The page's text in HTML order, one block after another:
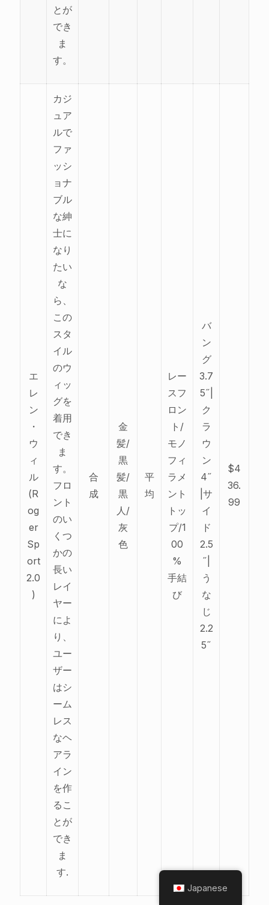
とが
でき
ま
す。
エ
レ
ン
・
ウ
ィ
ル
(R
og
er
Sp
ort
2.0
)
カジ
ュア
ルで
ファ
ッシ
ョナ
ブル
な紳
士に
なり
たい
な
ら、
この
スタ
イル
のウ
ィッ
グを
着用
でき
ま
す。
フロ
ント
のい
くつ
かの
長い
レイ
ヤー
によ
り、
ユー
ザー
はシ
ーム
レス
なヘ
アラ
イン
を作
るこ
とが
でき
ま
す.
合
成
金
髪/
黒
髪/
黒
人/
灰
色
平
均
レー
スフ
ロン
ト/
モノ
フィ
ラメ
ント
トッ
プ/1
00
%
手結
び
バ
ン
グ
3.7
5˝|
ク
ラ
ウ
ン
4˝
|サ
イ
ド
2.5
˝|
う
な
じ
2.2
5˝
$4
36.
99
Japanese